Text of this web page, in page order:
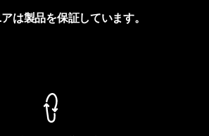
は製品を保証しています。